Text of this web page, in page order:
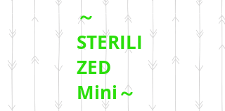
～
STERILI
ZED
Mini～